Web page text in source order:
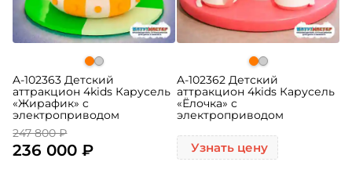
A-102363 Детский
аттракцион 4kids Карусель
«Жирафик» c
электроприводом
247 800 ₽
236 000 ₽
A-102362 Детский
аттракцион 4kids Карусель
«Ёлочка» c
электроприводом
Узнать цену